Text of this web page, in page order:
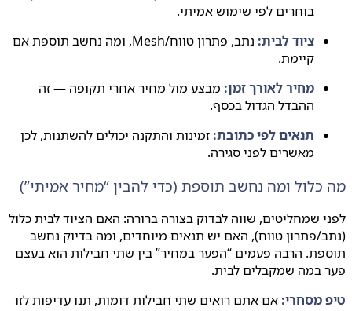
בוחרים לפי שימוש אמיתי.
ציוד לבית:
נתב, פתרון טווח/‏Mesh, ומה נחשב תוספת אם
קיימת.
מחיר לאורך זמן:מבצע מול מחיר אחרי תקופה — זה
ההבדל הגדול בכסף.
תנאים לפי כתובת:זמינות והתקנה יכולים להשתנות, לכן
מאשרים לפני סגירה.
ומה נחשב תוספת (כדי להבין “מחיר אמיתי”)
שמחליטים, שווה לבדוק בצורה ברורה: האם הציוד לבית כלול
פתרון טווח), האם יש תנאים מיוחדים, ומה בדיוק נחשב
הרבה פעמים “הפער במחיר” בין שתי חבילות הוא בעצם
במה שמקבלים לבית.
מסחרי:אם אתם רואים שתי חבילות דומות, תנו עדיפות לזו